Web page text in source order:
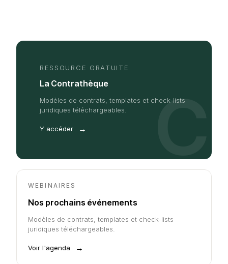
RESSOURCE GRATUITE
La Contrathèque
Modèles de contrats, templates et check-lists
juridiques téléchargeables.
Y accéder → C
WEBINAIRES
Nos prochains événements
Modèles de contrats, templates et check-lists
juridiques téléchargeables.
Voir l'agenda →